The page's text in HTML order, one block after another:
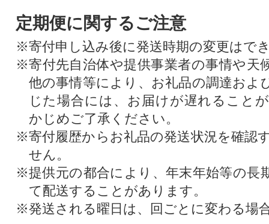
定期便に関するご注意
※寄付申し込み後に発送時期の変更はで
※寄付先自治体や提供事業者の事情や天
他の事情等により、お礼品の調達およ
じた場合には、お届けが遅れること
かじめご了承ください。
※寄付履歴からお礼品の発送状況を確認
せん。
※提供元の都合により、年末年始等の長
て配送することがあります。
※発送される曜日は、回ごとに変わる場